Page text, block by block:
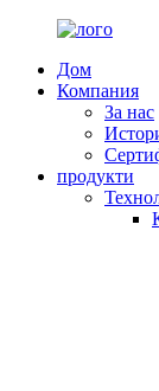
Дом
Компания
За нас
продукти